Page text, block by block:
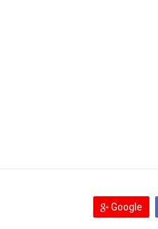
Google